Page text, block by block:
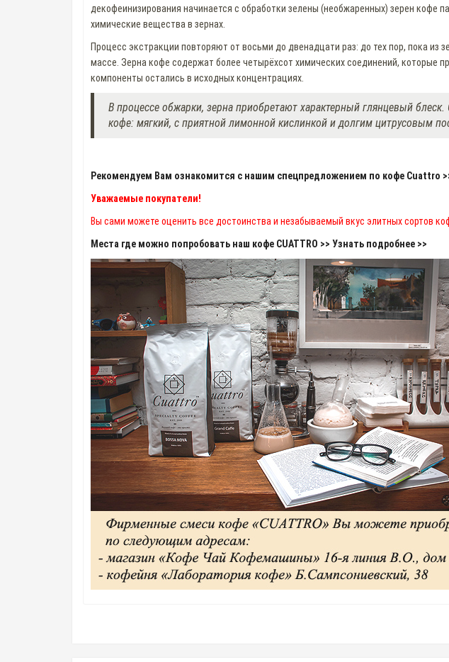
декофеинизирования начинается с обработки зелены (необжаренных) зерен
химические вещества в зернах.
Процесс экстракции повторяют от восьми до двенадцати раз: до тех пор, пока из
массе. Зерна кофе содержат более четырёхсот химических соединений, которые
компоненты остались в исходных концентрациях.
В процессе обжарки, зерна приобретают характерный глянцевый
кофе: мягкий, с приятной лимонной кислинкой и долгим цитрусовым
Рекомендуем Вам ознакомится с нашим спецпредложением по кофе Cuattro
Уважаемые покупатели!
Вы сами можете оценить все достоинства и незабываемый вкус элитных сортов
Места где можно попробовать наш кофе CUATTRO >> Узнать подробнее >>